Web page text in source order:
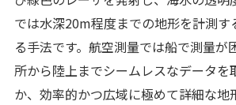
では水深20m程度までの地形を計測す
る手法です。航空測量では船で測量が
所から陸上までシームレスなデータを
か、効率的かつ広域に極めて詳細な地